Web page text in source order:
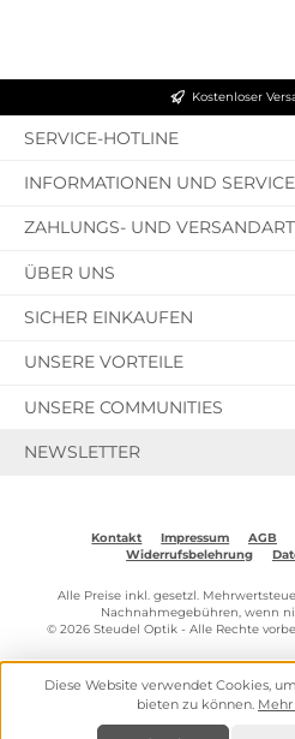
Kostenloser
SERVICE-HOTLINE
INFORMATIONEN UND SERVICE
ZAHLUNGS- UND
ÜBER UNS
SICHER EINKAUFEN
UNSERE VORTEILE
UNSERE COMMUNITIES
NEWSLETTER
Kontakt Impressum AGB
Widerrufsbelehrung
Alle Preise inkl. gesetzl.
Nachnahmegebühren, wenn
© 2026 Steudel Optik - Alle Rechte
Diese Website verwendet Cookies,
bieten zu können. Mehr